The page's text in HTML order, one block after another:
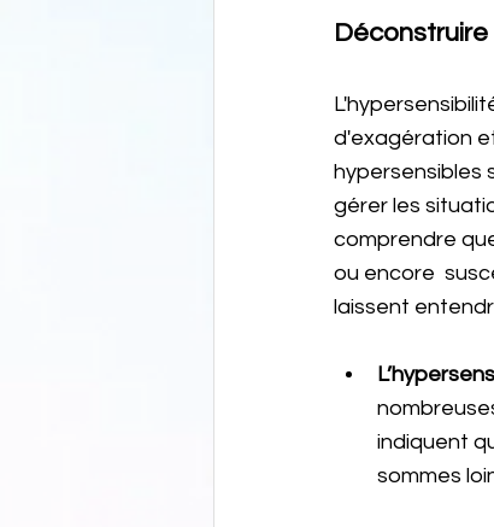
d'exagération
hypersensibles
gérer les
comprendre
ou encore
laissent
indiquent
sommes